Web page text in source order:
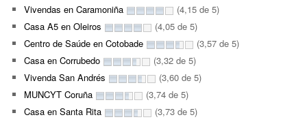
Vivendas en Caramoniña
(4,15 de 5)
Casa A5 en Oleiros
(4,05 de 5)
Centro de Saúde en Cotobade
(3,57 de 5)
Casa en Corrubedo
(3,32 de 5)
Vivenda San Andrés
(3,60 de 5)
MUNCYT Coruña
(3,74 de 5)
Casa en Santa Rita
(3,73 de 5)